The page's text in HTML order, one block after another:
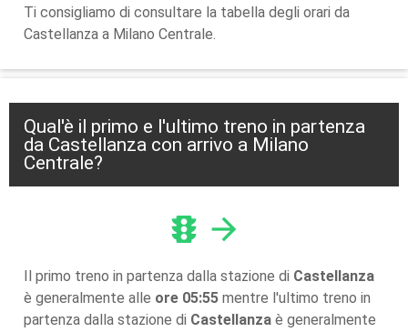
Ti consigliamo di consultare la tabella degli orari da
Castellanza a Milano Centrale.
Qual'è il primo e l'ultimo treno in partenza
da Castellanza con arrivo a Milano
Centrale?
traffic arrow_forward
Il primo treno in partenza dalla stazione di Castellanza
è generalmente alle ore 05:55 mentre l'ultimo treno in
partenza dalla stazione di Castellanza è generalmente